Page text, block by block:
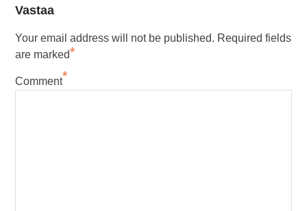
Vastaa
Your email address will not be published. Required fields
are marked*
Comment*